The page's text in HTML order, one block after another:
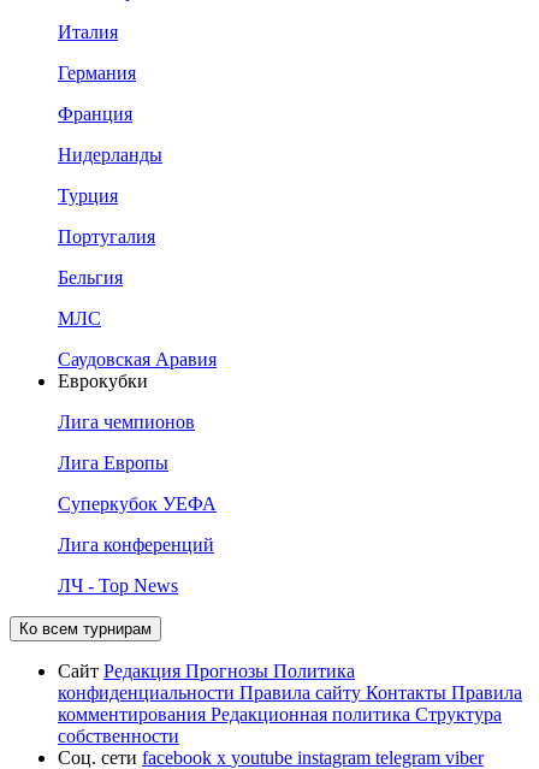
Италия
Германия
Франция
Нидерланды
Турция
Португалия
Бельгия
МЛС
Саудовская Аравия
Еврокубки
Лига чемпионов
Лига Европы
Суперкубок УЕФА
Лига конференций
ЛЧ - Top News
Ко всем турнирам
Сайт Редакция Прогнозы Политика
конфиденциальности Правила сайту Контакты Правила
комментирования Редакционная политика Структура
собственности
Соц. сети facebook x youtube instagram telegram viber